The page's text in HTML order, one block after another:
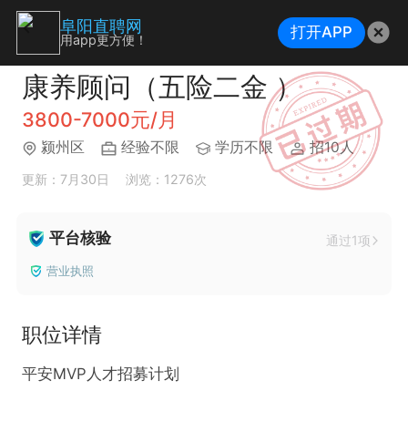
康养顾问（五险二金 ）
3800-7000元/月
颍州区 经验不限 学历不限 招10人
更新：7月30日 浏览：1276次
平台核验 通过1项
营业执照
职位详情
平安MVP人才招募计划
阜阳直聘网
用app更方便！ 打开APP